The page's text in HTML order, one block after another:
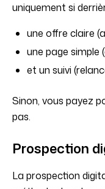
uniquement si
une offre claire
une page simple
et un suivi
Sinon, vous payez
pas.
Prospection
La prospection